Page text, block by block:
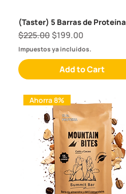
(Taster) 5 Barras de Proteína
Regular Price
$225.00Sale Price
$199.00
Impuestos ya incluídos.
Add to Cart
Ahorra 8%